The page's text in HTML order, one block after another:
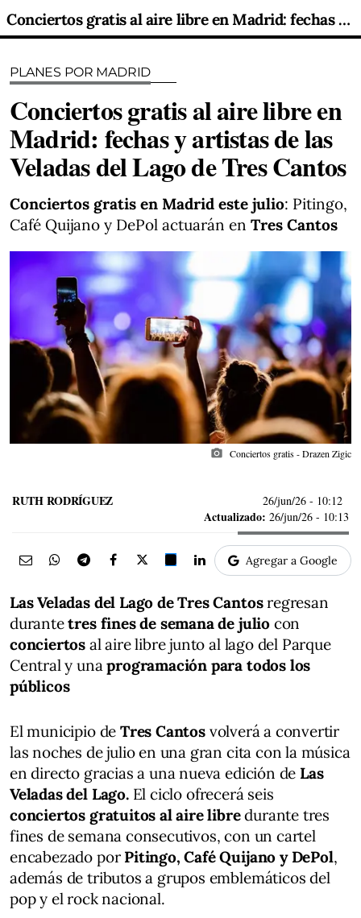
Conciertos gratis al aire libre en Madrid: fechas y artistas de las Veladas del Lago de Tres Cantos
PLANES POR MADRID
Conciertos gratis al aire libre en
Madrid: fechas y artistas de las
Veladas del Lago de Tres Cantos
Conciertos gratis en Madrid este julio: Pitingo,
Café Quijano y DePol actuarán en Tres Cantos
photo_camera Conciertos gratis - Drazen Zigic
RUTH RODRÍGUEZ 26/jun/26 - 10:12
Actualizado: 26/jun/26 - 10:13
Agregar a Google
Las Veladas del Lago de Tres Cantosregresan
durantetres fines de semana de juliocon
conciertos al aire libre junto al lago del Parque
Central y unaprogramación para todos los
públicos
El municipio de Tres Cantosvolverá a convertir
las noches de julio en una gran cita con la música
en directo gracias a una nueva edición de Las
Veladas del Lago.El ciclo ofrecerá seis
conciertos gratuitos al aire libredurante tres
fines de semana consecutivos, con un cartel
encabezado por Pitingo, Café Quijano y DePol,
además de tributos a grupos emblemáticos del
pop y el rock nacional.